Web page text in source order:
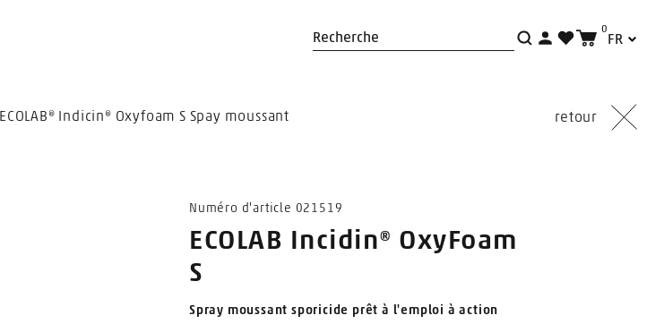
Recherche
0
FR
ECOLAB® Indicin® Oxyfoam S Spay moussant retour
Numéro d'article 021519
ECOLAB Incidin® OxyFoam
S
Spray moussant sporicide prêt à l'emploi à action